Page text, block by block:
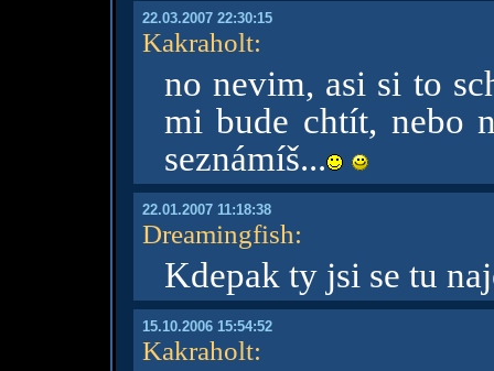
22.03.2007 22:30:15
Kakraholt:
no nevim, asi si to
mi bude chtít, nebo
seznámíš...
22.01.2007 11:18:38
Dreamingfish:
Kdepak ty jsi se tu
15.10.2006 15:54:52
Kakraholt: